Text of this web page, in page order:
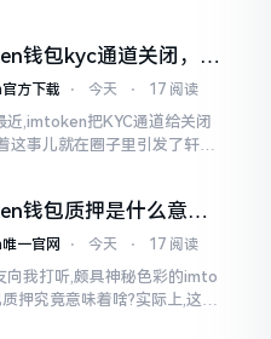
钱包kyc通道关闭，你
办？
方下载 ⋅ 今天 ⋅ 17 阅读
近,imtoken把KYC通道给关闭
这事儿就在圈子里引发了轩然
钱包质押是什么意
讲透
一官网 ⋅ 今天 ⋅ 17 阅读
向我打听,颇具神秘色彩的imto
押究竟意味着啥?实际上,这一